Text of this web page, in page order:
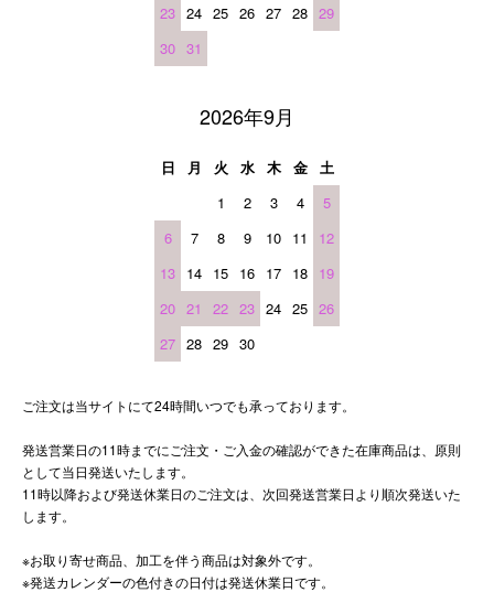
23 24 25 26 27 28 29
30 31
2026年9月
日 月 火 水 木 金
土
1
2 3 4
5
6
7 8 9 10 11
12
13 14 15 16 17 18 19
20 21 22 23 24 25 26
27 28 29 30
ご注文は当サイトにて24時間いつでも承っております。
発送営業日の11時までにご注文・ご入金の確認ができた在庫商品は、原則
として当日発送いたします。
11時以降および発送休業日のご注文は、次回発送営業日より順次発送いた
します。
※お取り寄せ商品、加工を伴う商品は対象外です。
※発送カレンダーの色付きの日付は発送休業日です。